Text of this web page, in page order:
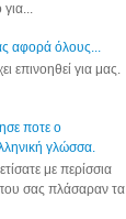
αφορά όλους...
επινοηθεί για μας.
ποτε ο
γλώσσα.
με περίσσια
σας πλάσαραν τα